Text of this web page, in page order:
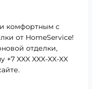
комфортным с
от HomeService!
отделки,
XXX XXX-XX-XX